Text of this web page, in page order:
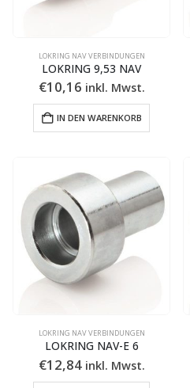
LOKRING NAV VERBINDUNGEN
LOKRING 9,53 NAV
€10,16 inkl. Mwst.
IN DEN WARENKORB
LOKRING NAV VERBINDUNGEN
LOKRING NAV-E 6
€12,84 inkl. Mwst.